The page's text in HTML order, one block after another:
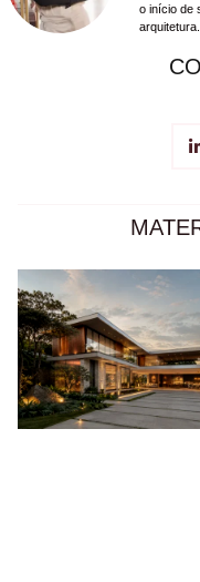
o início de
arquitetura.